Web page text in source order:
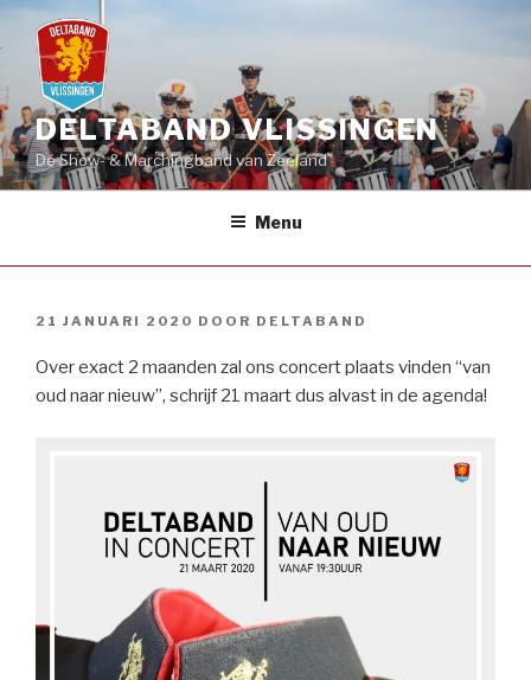
Naar
de
inhoud
springen
DELTABAND VLISSINGEN
Dé Show- & Marchingband van Zeeland
Menu
GEPLAATST
21 JANUARI 2020 DOOR DELTABAND
Over exact 2 maanden zal ons concert plaats vinden “van
oud naar nieuw”, schrijf 21 maart dus alvast in de agenda!